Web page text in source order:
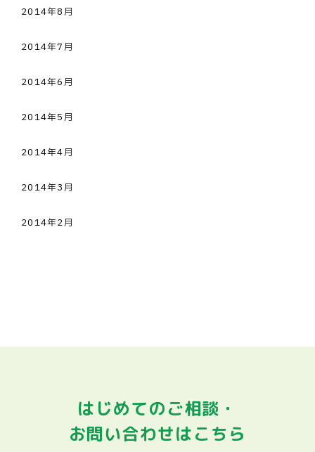
2014年8月
2014年7月
2014年6月
2014年5月
2014年4月
2014年3月
2014年2月
はじめてのご相談・
お問い合わせはこちら